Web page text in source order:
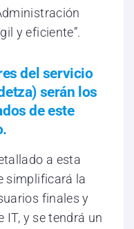
y eficiente”.
del servicio
serán los
de este
a esta
simplificará la
finales y
IT, y se tendrá un